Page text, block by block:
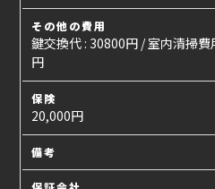
その他の費用
鍵交換代 : 30800円 / 室内清掃
円
保険
20,000円
備考